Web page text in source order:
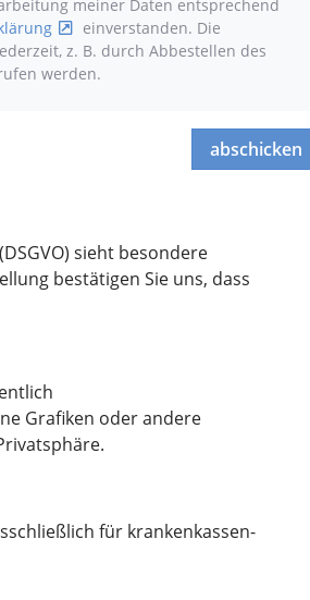
meiner Daten entsprechend
einverstanden. Die
z. B. durch Abbestellen des
werden.
abschicken
sieht besondere
bestätigen Sie uns, dass
Grafiken oder andere
für krankenkassen-